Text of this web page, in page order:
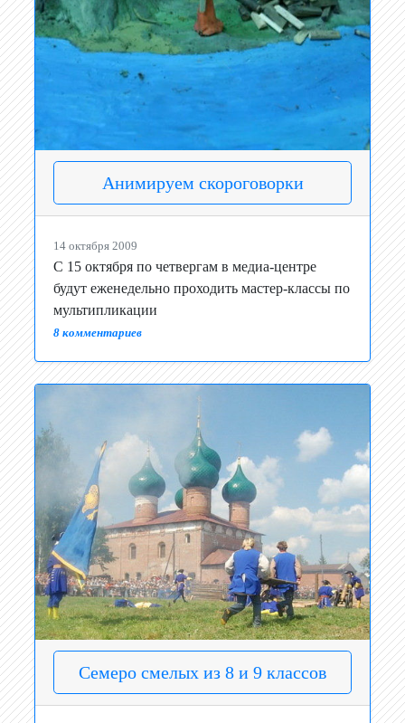
Анимируем скороговорки
14 октября 2009
С 15 октября по четвергам в медиа-центре
будут еженедельно проходить мастер-классы по
мультипликации
8 комментариев
Семеро смелых из 8 и 9 классов